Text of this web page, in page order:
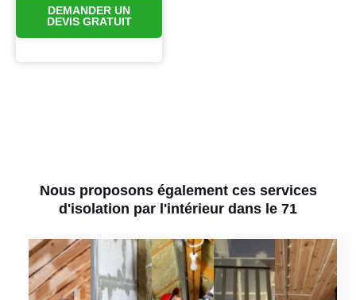
DEMANDER UN
DEVIS GRATUIT
Nous proposons également ces services
d'isolation par l'intérieur dans le 71